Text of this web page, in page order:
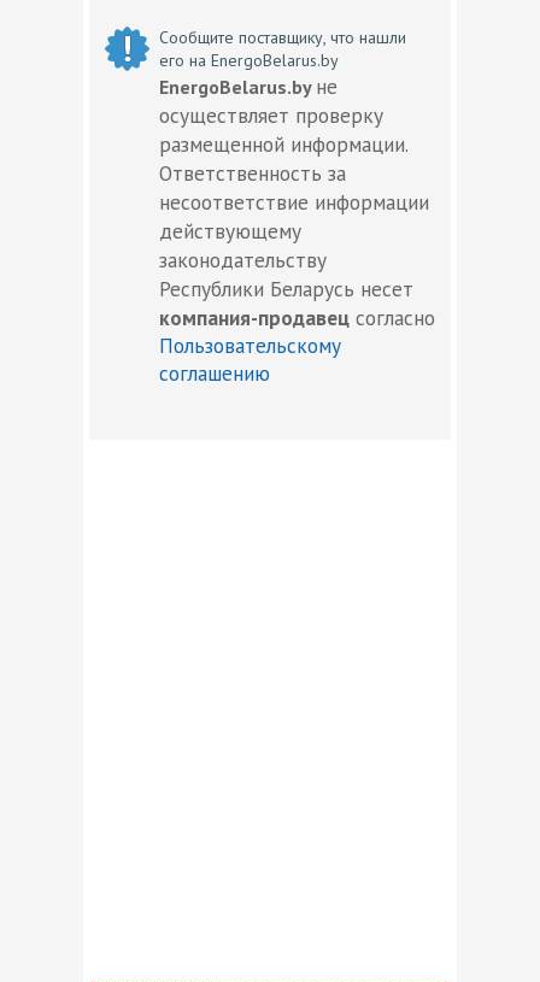
Сообщите поставщику, что нашли
его на EnergoBelarus.by
EnergoBelarus.by не
осуществляет проверку
размещенной информации.
Ответственность за
несоответствие информации
действующему
законодательству
Республики Беларусь несет
компания-продавец согласно
Пользовательскому
соглашению